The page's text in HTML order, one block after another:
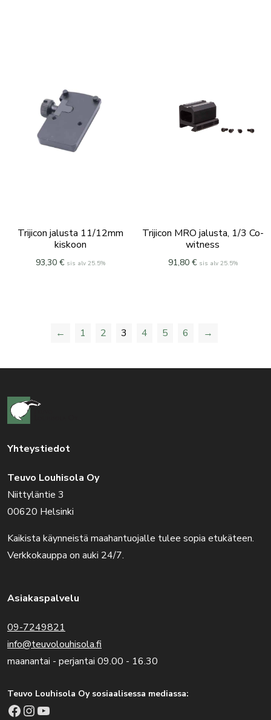
Trijicon jalusta 11/12mm
kiskoon
93,30€ sis alv 25.5%
Trijicon MRO jalusta, 1/3 Co-
witness
91,80 € sis alv 25.5%
← 1 2 3 4 5 6 →
Yhteystiedot
Teuvo Louhisola Oy
Niittyläntie 3
00620 Helsinki
Kaikista käynneistä maahantuojalle tulee sopia etukäteen.
Verkkokauppa on auki 24/7.
Asiakaspalvelu
09-7249821
info@teuvolouhisola.fi
maanantai - perjantai 09.00 - 16.30
Teuvo Louhisola Oy sosiaalisessa mediassa:
Facebook Instagram YouTube